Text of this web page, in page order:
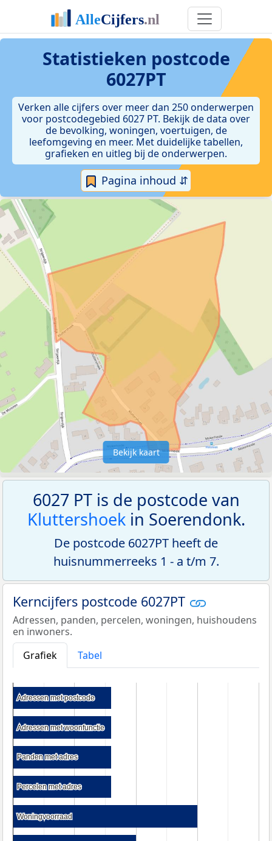
Statistieken postcode
6027PT
Verken alle cijfers over meer dan 250 onderwerpen
voor postcodegebied 6027 PT. Bekijk de data over
de bevolking, woningen, voertuigen, de
leefomgeving en meer. Met duidelijke tabellen,
grafieken en uitleg bij de onderwerpen.
Pagina inhoud ⇵
Bekijk kaart
6027 PT is de postcode van
Kluttershoekin Soerendonk.
De postcode 6027PT heeft de
huisnummerreeks 1 - a t/m 7.
Kerncijfers postcode 6027PT
Adressen, panden, percelen, woningen, huishoudens
en inwoners.
Grafiek
Tabel
Adressen met postcode
Adressen met postcode
Adressen met woonfunctie
Adressen met woonfunctie
Panden met adres
Panden met adres
Percelen met adres
Percelen met adres
Woningvoorraad
Woningvoorraad